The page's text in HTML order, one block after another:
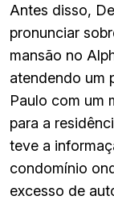
Antes disso,
pronunciar
mansão no
atendendo um
Paulo com um
para a
teve a
condomínio
excesso de